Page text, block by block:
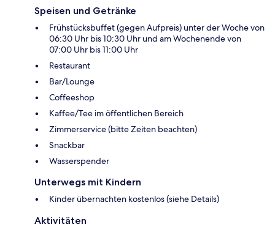
Speisen und Getränke
Frühstücksbuffet (gegen Aufpreis) unter der Woche von
06:30 Uhr bis 10:30 Uhr und am Wochenende von
07:00 Uhr bis 11:00 Uhr
Restaurant
Bar/Lounge
Coffeeshop
Kaffee/Tee im öffentlichen Bereich
Zimmerservice (bitte Zeiten beachten)
Snackbar
Wasserspender
Unterwegs mit Kindern
Kinder übernachten kostenlos (siehe Details)
Aktivitäten